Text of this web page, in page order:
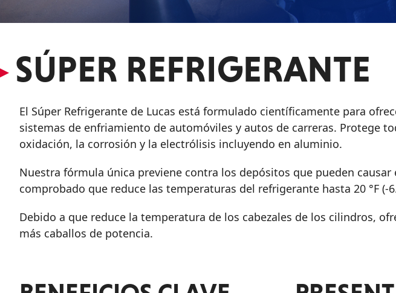
SÚPER REFRIGERANTE
El Súper Refrigerante de Lucas está formulado científicamente para
sistemas de enfriamiento de automóviles y autos de carreras. Protege
oxidación, la corrosión y la electrólisis incluyendo en aluminio.
Nuestra fórmula única previene contra los depósitos que pueden causar
comprobado que reduce las temperaturas del refrigerante hasta 20 °F (-
Debido a que reduce la temperatura de los cabezales de los cilindros,
más caballos de potencia.